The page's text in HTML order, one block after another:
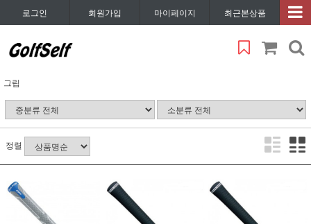
로그인 회원가입 마이페이지 최근본상품
그립
정렬